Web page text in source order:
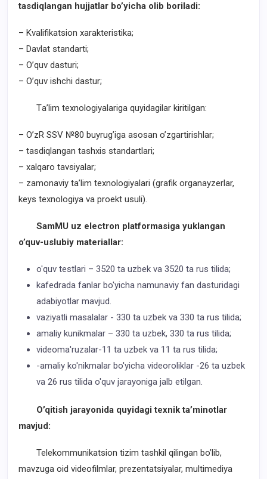
tasdiqlangan hujjatlar bo’yicha olib boriladi:
– Kvalifikatsion xarakteristika;
– Davlat standarti;
– O’quv dasturi;
– O’quv ishchi dastur;
Тa’lim texnologiyalariga quyidagilar kiritilgan:
– O’zR SSV №80 buyrug’iga asosan o’zgartirishlar;
– tasdiqlangan tashxis standartlari;
– xalqaro tavsiyalar;
– zamonaviy ta’lim texnologiyalari (grafik organayzerlar,
keys texnologiya va proekt usuli).
SamMU uz electron platformasiga yuklangan
o’quv-uslubiy materiallar:
o'quv testlari – 3520 ta uzbek va 3520 ta rus tilida;
kafedrada fanlar bo'yicha namunaviy fan dasturidagi
adabiyotlar mavjud.
vaziyatli masalalar - 330 ta uzbek va 330 ta rus tilida;
amaliy kunikmalar – 330 ta uzbek, 330 ta rus tilida;
videoma'ruzalar-11 ta uzbek va 11 ta rus tilida;
-amaliy ko'nikmalar bo'yicha videoroliklar -26 ta uzbek
va 26 rus tilida o'quv jarayoniga jalb etilgan.
O’qitish jarayonida quyidagi texnik ta’minotlar
mavjud:
Telekommunikatsion tizim tashkil qilingan bo’lib,
mavzuga oid videofilmlar, prezentatsiyalar, multimediya